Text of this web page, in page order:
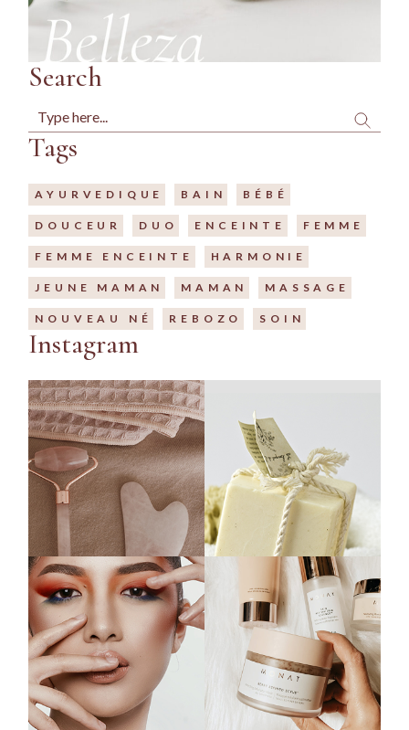
Search
Search
Tags
AYURVEDIQUE BAIN BÉBÉ
DOUCEUR DUO ENCEINTE FEMME
FEMME ENCEINTE HARMONIE
JEUNE MAMAN MAMAN MASSAGE
NOUVEAU NÉ REBOZO SOIN
Instagram